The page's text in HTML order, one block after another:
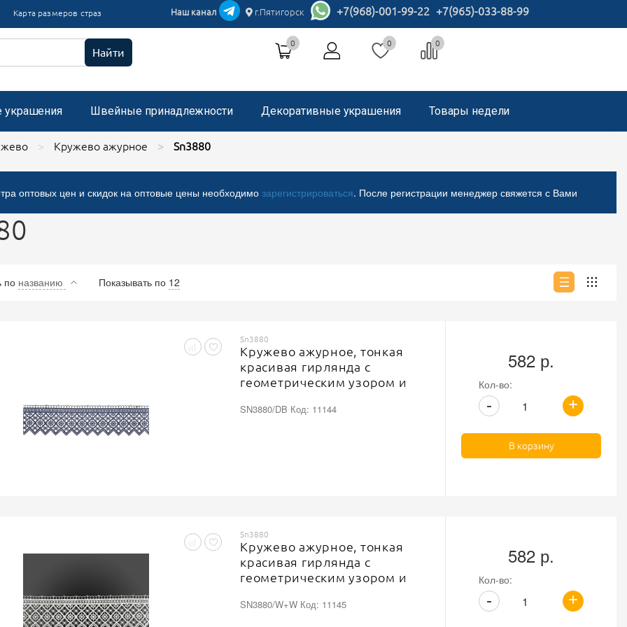
Карта размеров страз Наш канал г.Пятигорск +7(968)-001-99-22 +7(965)-033-88-99
Найти
0 0 0
украшения Швейные принадлежности Декоративные украшения
пришивные с микробисером
стразами, застежка "булавка"
Товары недели
Кружево ажурное Sn3880
оптовых цен и скидок на оптовые цены необходимо зарегистрироваться. После регистрации менеджер свяжется с Вами
по названию Показывать по 12
Sn3880
Кружево ажурное, тонкая
красивая гирлянда с
геометрическим узором и
цвет темно-синий, намотка 15
SN3880/DB Код: 11144
582 р.
Кол-во:
+
-
В корзину
Sn3880
Кружево ажурное, тонкая
красивая гирлянда с
геометрическим узором и
цвет кипенно-белый, намотка
SN3880/W+W Код: 11145
582 р.
Кол-во:
+
-